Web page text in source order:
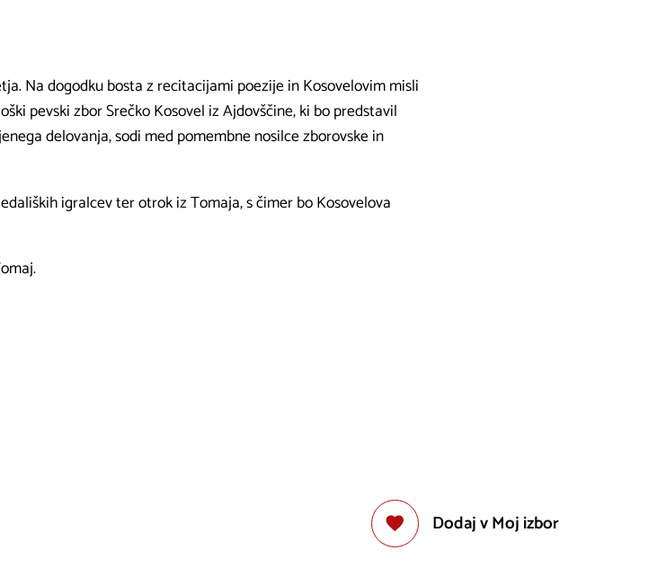
Na dogodku bosta z recitacijami poezije in Kosovelovim misli
pevski zbor Srečko Kosovel iz Ajdovščine, ki bo predstavil
delovanja, sodi med pomembne nosilce zborovske in
igralcev ter otrok iz Tomaja, s čimer bo Kosovelova
Dodaj v Moj izbor